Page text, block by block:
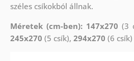
széles csíkokból állnak.
Méretek (cm-ben): 147x270 (3
245x270 (5 csík), 294x270 (6 csík)